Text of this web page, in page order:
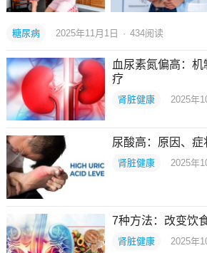
糖尿病 2025年11月1日 · 434阅读
血尿素氮偏高：
疗
肾脏健康 2025年
尿酸高：原因、
肾脏健康 2025年
7种方法：改变饮
肾脏健康 2025年